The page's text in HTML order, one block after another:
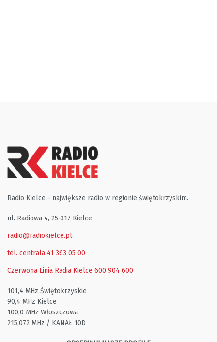
Radio Kielce - największe radio w regionie świętokrzyskim.
ul. Radiowa 4, 25-317 Kielce
radio@radiokielce.pl
tel. centrala 41 363 05 00
Czerwona Linia Radia Kielce 600 904 600
101,4 MHz Świętokrzyskie
90,4 MHz Kielce
100,0 MHz Włoszczowa
215,072 MHz / KANAŁ 10D